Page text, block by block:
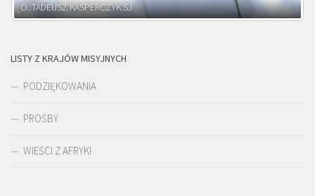
O. ADNRZEJ LEŚNIARA SJ
LISTY Z KRAJÓW MISYJNYCH
PODZIĘKOWANIA
PROŚBY
WIEŚCI Z AFRYKI